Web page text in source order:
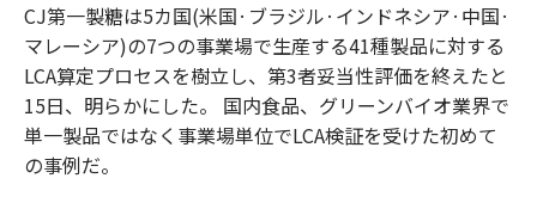
CJ第一製糖は5カ国(米国·ブラジル·インドネシア·中国·
マレーシア)の7つの事業場で生産する41種製品に対する
LCA算定プロセスを樹立し、第3者妥当性評価を終えたと
15日、明らかにした。 国内食品、グリーンバイオ業界で
単一製品ではなく事業場単位でLCA検証を受けた初めて
の事例だ。